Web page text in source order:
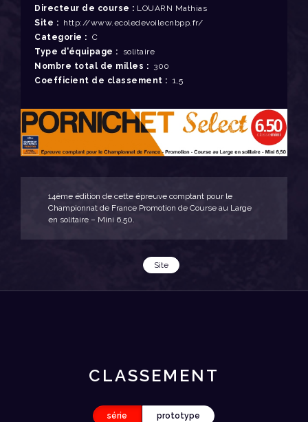
Directeur de course : LOUARN Mathias
Site : http://www.ecoledevoilecnbpp.fr/
Categorie : C
Type d'équipage : solitaire
Nombre total de milles : 300
Coefficient de classement : 1,5
14ème édition de cette épreuve comptant pour le
Championnat de France Promotion de Course au Large
en solitaire – Mini 6,50.
Site
CLASSEMENT
série prototype